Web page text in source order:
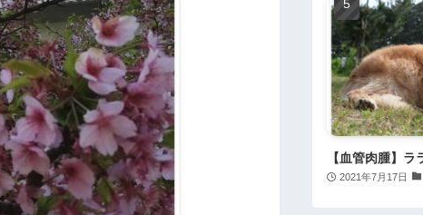
【血管肉腫】ラ
2021年7月17日